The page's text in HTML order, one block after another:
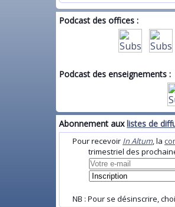
Podcast des offices :
Podcast des enseignements :
Abonnement auxlistes de
Pour recevoir In Altum, la
trimestriel des
NB : Pour se désinscrire,